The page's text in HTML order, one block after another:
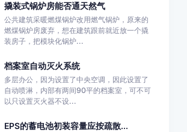
撬装式锅炉房能否通天然气
公共建筑采暖燃煤锅炉改用燃气锅炉，原来的
燃煤锅炉房废弃，想在建筑跟前就近放一个撬
装房子，把模块化锅炉...
档案室自动灭火系统
多层办公，因为设置了中央空调，因此设置了
自动喷淋，内部有两间90平的档案室，可不可
以只设置灭火器不设...
EPS的蓄电池初装容量应按疏散...